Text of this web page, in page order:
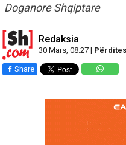
Doganore Shqiptare
Redaksia
30 Mars, 08:27 |
Share